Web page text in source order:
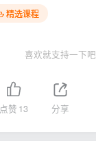
精选课程
喜欢就支持一下吧
点赞 13 分享